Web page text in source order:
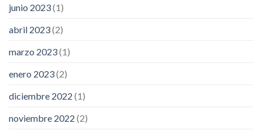
junio 2023(1)
abril 2023(2)
marzo 2023(1)
enero 2023(2)
diciembre 2022 (1)
noviembre 2022 (2)